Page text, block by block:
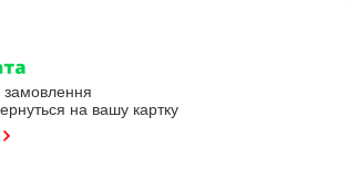
замовлення
на вашу картку